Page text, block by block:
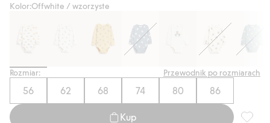
Kolor:Offwhite / wzorzyste
Rozmiar: Przewodnik po rozmiarach
56 62 68 74 80 86
Kup